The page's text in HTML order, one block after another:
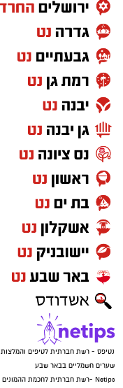
נטיפס - רשת חברתית לטיפים והמלצות
שערים חשמליים בבאר שבע
Netips -רשת חברתית לחכמת ההמונים